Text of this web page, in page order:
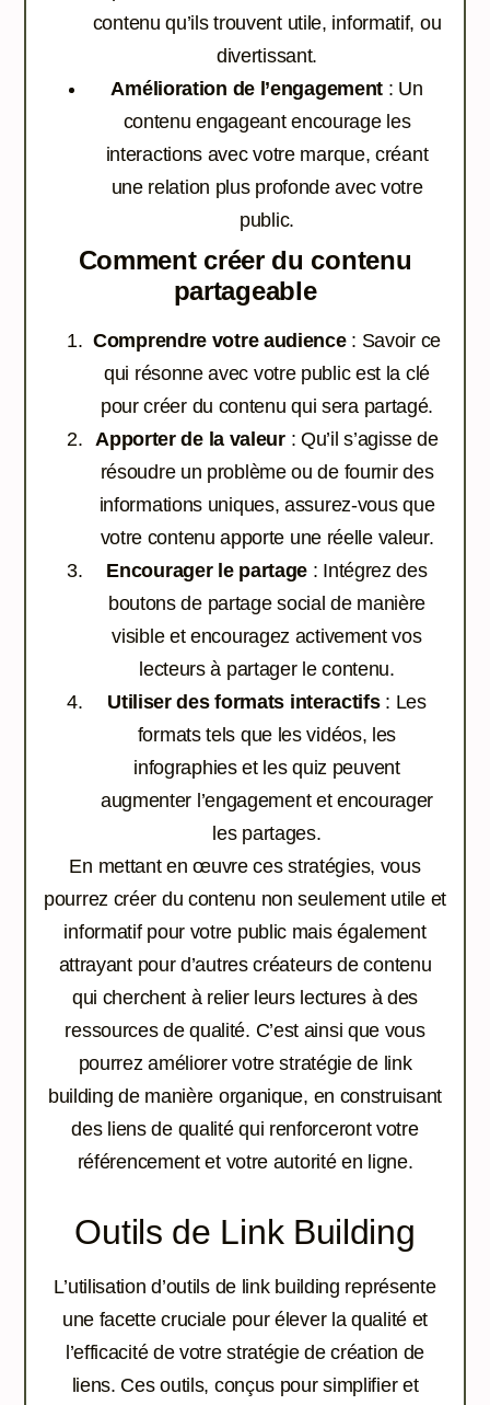
contenu qu’ils trouvent utile, informatif, ou
divertissant.
Amélioration de l’engagement : Un
contenu engageant encourage les
interactions avec votre marque, créant
une relation plus profonde avec votre
public.
Comment créer du contenu
partageable
Comprendre votre audience: Savoir ce
qui résonne avec votre public est la clé
pour créer du contenu qui sera partagé.
Apporter de la valeur: Qu’il s’agisse de
résoudre un problème ou de fournir des
informations uniques, assurez-vous que
votre contenu apporte une réelle valeur.
Encourager le partage : Intégrez des
boutons de partage social de manière
visible et encouragez activement vos
lecteurs à partager le contenu.
Utiliser des formats interactifs: Les
formats tels que les vidéos, les
infographies et les quiz peuvent
augmenter l’engagement et encourager
les partages.
En mettant en œuvre ces stratégies, vous
pourrez créer du contenu non seulement utile et
informatif pour votre public mais également
attrayant pour d’autres créateurs de contenu
qui cherchent à relier leurs lectures à des
ressources de qualité. C’est ainsi que vous
pourrez améliorer votre stratégie de link
building de manière organique, en construisant
des liens de qualité qui renforceront votre
référencement et votre autorité en ligne.
Outils de Link Building
L’utilisation d’outils de link building représente
une facette cruciale pour élever la qualité et
l’efficacité de votre stratégie de création de
liens. Ces outils, conçus pour simplifier et